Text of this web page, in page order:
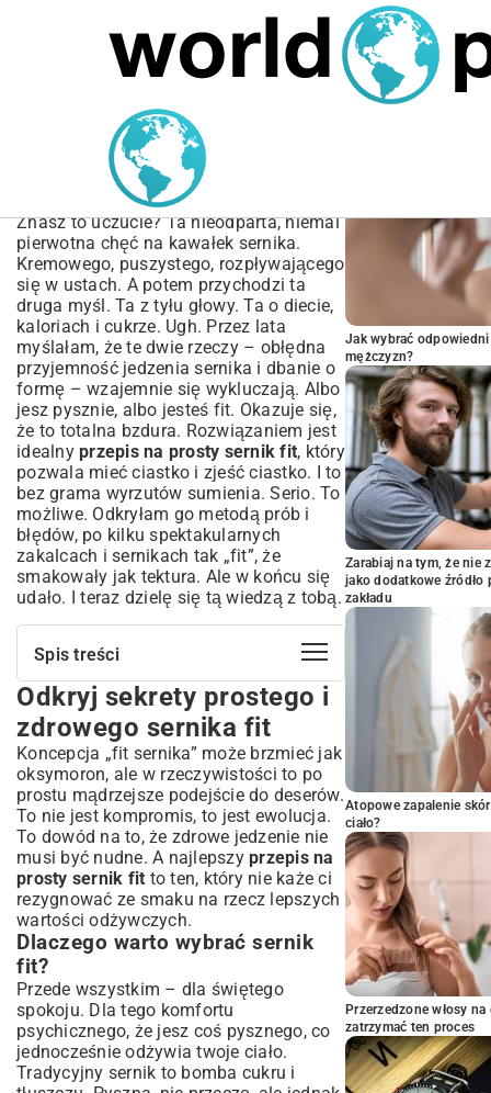
MARIUSZ ŁAMAGA 04.10.2025
Przepis na Prosty Sernik
Fit – Zdrowy Deser Bez
Wyrzutów Sumienia
Znasz to uczucie? Ta nieodparta, niemal
pierwotna chęć na kawałek sernika.
Kremowego, puszystego, rozpływającego
się w ustach. A potem przychodzi ta
druga myśl. Ta z tyłu głowy. Ta o diecie,
kaloriach i cukrze. Ugh. Przez lata
myślałam, że te dwie rzeczy – obłędna
przyjemność jedzenia sernika i dbanie o
formę – wzajemnie się wykluczają. Albo
jesz pysznie, albo jesteś fit. Okazuje się,
że to totalna bzdura. Rozwiązaniem jest
idealny przepis na prosty sernik fit, który
pozwala mieć ciastko i zjeść ciastko. I to
bez grama wyrzutów sumienia. Serio. To
możliwe. Odkryłam go metodą prób i
błędów, po kilku spektakularnych
zakalcach i sernikach tak „fit”, że
smakowały jak tektura. Ale w końcu się
udało. I teraz dzielę się tą wiedzą z tobą.
Spis treści
Odkryj sekrety prostego i zdrowego
sernika fit
Dlaczego warto wybrać sernik fit?
Podstawowe zasady „fit” w wypiekach
Składniki na idealny sernik fit – co
musisz wiedzieć?
Wybór twarogu – klucz do sukcesu
Słodziki w wersji fit – alternatywy dla cukru
Zdrowe spody – pomysły na bazę bez
wyrzutów sumienia
Dodatki, które wzbogacą smak i wartości
odżywcze
Prosty przepis na sernik fit krok po kroku
Przygotowanie składników – wszystko pod
ręką
Jak idealnie połączyć masę serową?
Pieczenie – temperatura i czas mają
Odkryj sekrety prostego i
zdrowego sernika fit
Koncepcja „fit sernika” może brzmieć jak
oksymoron, ale w rzeczywistości to po
prostu mądrzejsze podejście do deserów.
To nie jest kompromis, to jest ewolucja.
To dowód na to, że zdrowe jedzenie nie
musi być nudne. A najlepszy przepis na
prosty sernik fit to ten, który nie każe ci
rezygnować ze smaku na rzecz lepszych
wartości odżywczych.
Dlaczego warto wybrać sernik
fit?
Przede wszystkim – dla świętego
spokoju. Dla tego komfortu
psychicznego, że jesz coś pysznego, co
jednocześnie odżywia twoje ciało.
Tradycyjny sernik to bomba cukru i
Jak wybrać
mężczyzn?
Zarabiaj na tym, że nie
jako dodatkowe
zakładu
Atopowe zapalenie
ciało?
Przerzedzone włosy
zatrzymać ten proces